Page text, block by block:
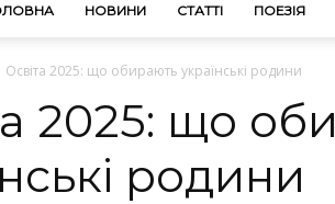
НОВИНИ СТАТТІ ПОЕЗІЯ
Освіта 2025: що обирають українські родини
2025: що
родини